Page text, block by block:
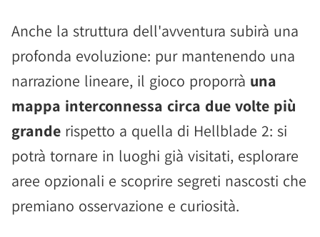
Anche la struttura dell'avventura subirà una
profonda evoluzione: pur mantenendo una
narrazione lineare, il gioco proporrà una
mappa interconnessa circa due volte più
grande rispetto a quella di Hellblade 2: si
potrà tornare in luoghi già visitati, esplorare
aree opzionali e scoprire segreti nascosti che
premiano osservazione e curiosità.